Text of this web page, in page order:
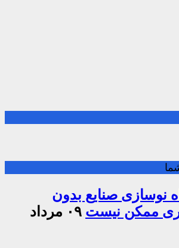
نوسازی صنایع بدون
ممکن نیست
۰۹ مرداد